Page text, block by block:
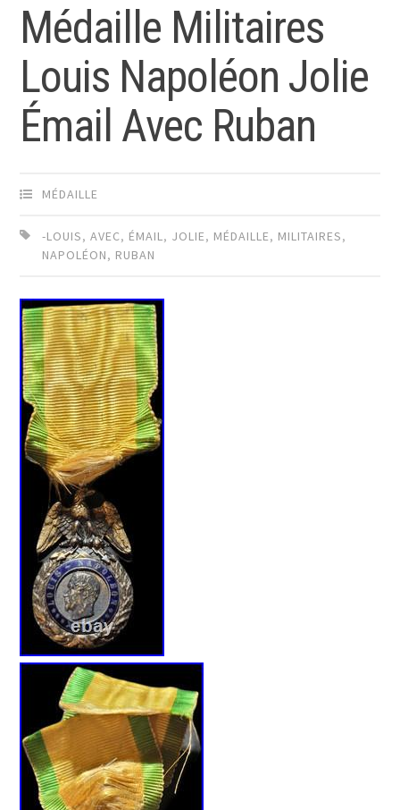
Médaille Militaires
Louis Napoléon Jolie
Émail Avec Ruban
MÉDAILLE
-LOUIS,AVEC, ÉMAIL, JOLIE, MÉDAILLE, MILITAIRES,
NAPOLÉON, RUBAN